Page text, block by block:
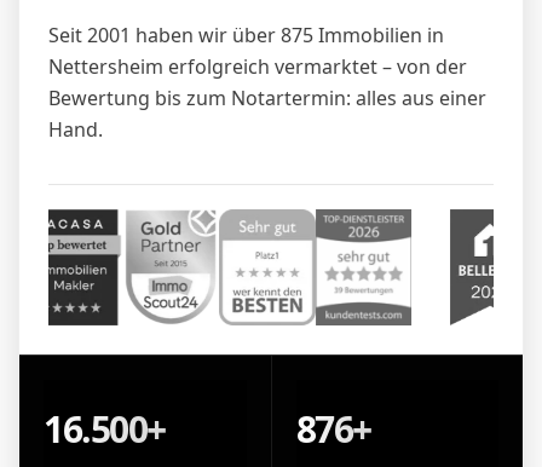
Seit 2001 haben wir über 875 Immobilien in
Nettersheim erfolgreich vermarktet – von der
Bewertung bis zum Notartermin: alles aus einer
Hand.
16.500+ 876+